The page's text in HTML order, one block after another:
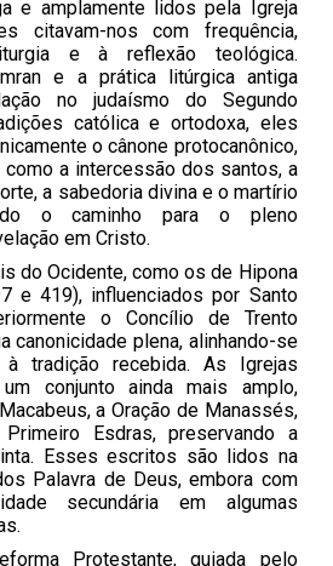
e amplamente lidos pela Igreja
citavam-nos com frequência,
e à reflexão teológica.
e a prática litúrgica antiga
no judaísmo do Segundo
católica e ortodoxa, eles
o cânone protocanônico,
a intercessão dos santos, a
a sabedoria divina e o martírio
o caminho para o pleno
em Cristo.
do Ocidente, como os de Hipona
e 419), influenciados por Santo
o Concílio de Trento
canonicidade plena, alinhando-se
tradição recebida. As Igrejas
conjunto ainda mais amplo,
a Oração de Manassés,
Esdras, preservando a
Esses escritos são lidos na
Palavra de Deus, embora com
secundária em algumas
Protestante, guiada pelo